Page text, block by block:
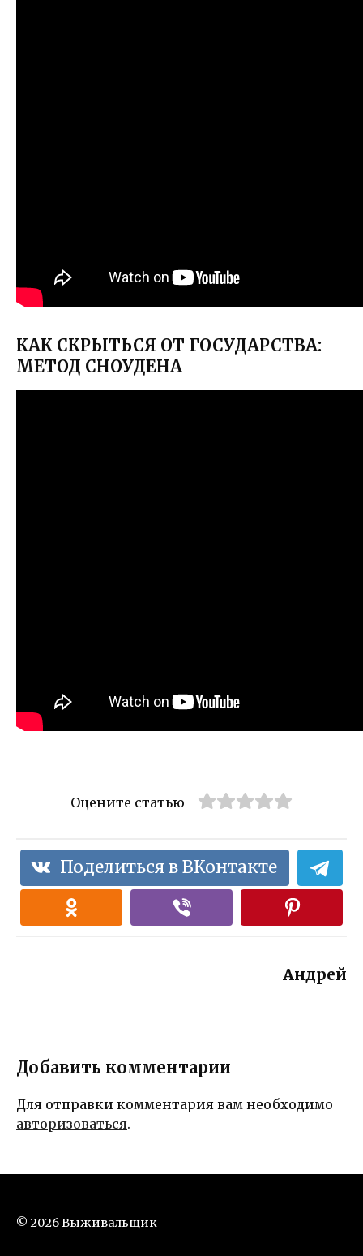
КАК СКРЫТЬСЯ ОТ ГОСУДАРСТВА:
МЕТОД СНОУДЕНА
Оцените статью
Поделиться в ВКонтакте
Андрей
Добавить комментарии
Для отправки комментария вам необходимо
авторизоваться.
© 2026 Выживальщик